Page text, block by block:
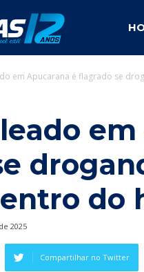
Cambira
Notícias
em Apucarana é flagrado se
do
2025
Compartilhar no Twitter